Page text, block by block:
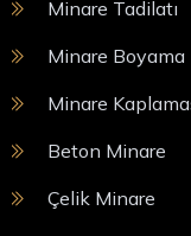
Minare Tadilatı
Minare Boyama
Minare
Beton Minare
Çelik Minare